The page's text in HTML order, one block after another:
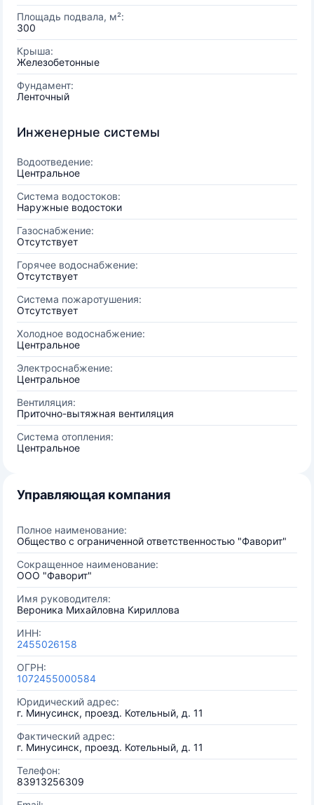
Площадь подвала, м²:
300
Крыша:
Железобетонные
Фундамент:
Ленточный
Инженерные системы
Водоотведение:
Центральное
Система водостоков:
Наружные водостоки
Газоснабжение:
Отсутствует
Горячее водоснабжение:
Отсутствует
Система пожаротушения:
Отсутствует
Холодное водоснабжение:
Центральное
Электроснабжение:
Центральное
Вентиляция:
Приточно-вытяжная вентиляция
Система отопления:
Центральное
Управляющая компания
Полное наименование:
Общество с ограниченной ответственностью "Фаворит"
Сокращенное наименование:
ООО "Фаворит"
Имя руководителя:
Вероника Михайловна Кириллова
ИНН:
2455026158
ОГРН:
1072455000584
Юридический адрес:
г. Минусинск, проезд. Котельный, д. 11
Фактический адрес:
г. Минусинск, проезд. Котельный, д. 11
Телефон:
83913256309